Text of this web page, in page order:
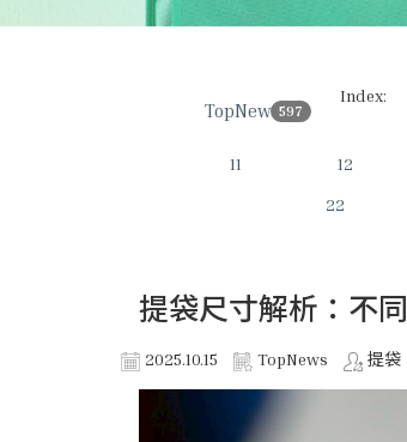
TopNews597
Index:
11 12
22
提袋尺寸解析：不
2025.10.15 TopNews 提袋